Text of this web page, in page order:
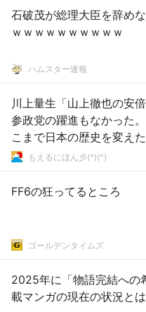
石破茂が総理大臣を辞め
ｗｗｗｗｗｗｗｗｗｗ
ハムスター速報
川上量生「山上徹也の安
参政党の躍進もなかった
こまで日本の歴史を変え
ない」もえるにほん彡(^)(^)
FF6の狂ってるところ
ゴールデンタイムズ
2025年に「物語完結への
載マンガの現在の状況とは